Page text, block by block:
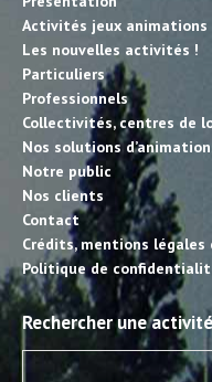
Activités jeux animations
Les nouvelles activités !
Particuliers
Professionnels
Collectivités, centres de
Nos solutions
Notre public
Nos clients
Contact
Crédits, mentions légales
Politique de
Rechercher une activité